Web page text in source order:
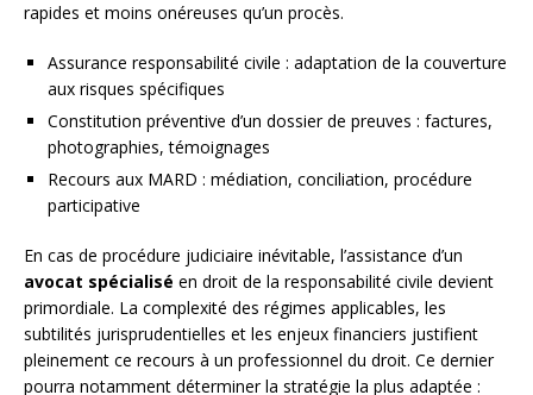
rapides et moins onéreuses qu’un procès.
Assurance responsabilité civile : adaptation de la couverture
aux risques spécifiques
Constitution préventive d’un dossier de preuves : factures,
photographies, témoignages
Recours aux MARD : médiation, conciliation, procédure
participative
En cas de procédure judiciaire inévitable, l’assistance d’un
avocat spécialisé en droit de la responsabilité civile devient
primordiale. La complexité des régimes applicables, les
subtilités jurisprudentielles et les enjeux financiers justifient
pleinement ce recours à un professionnel du droit. Ce dernier
pourra notamment déterminer la stratégie la plus adaptée :